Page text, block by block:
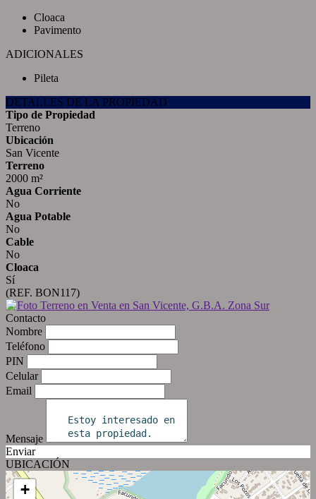
Cloaca
Pavimento
ADICIONALES
Pileta
DETALLES DE LA PROPIEDAD
Tipo de Propiedad
Terreno
Ubicación
San Vicente
Terreno
2000 m²
Agua Corriente
No
Agua Potable
No
Cable
No
Cloaca
Sí
(REF. BON117)
Contacto
Nombre
Teléfono
PIN
Celular
Email
Mensaje
Enviar
UBICACIÓN
+